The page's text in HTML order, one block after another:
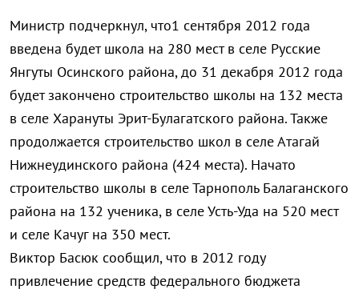
Министр подчеркнул, что1 сентября 2012 года
введена будет школа на 280 мест в селе Русские
Янгуты Осинского района, до 31 декабря 2012 года
будет закончено строительство школы на 132 места
в селе Харануты Эрит-Булагатского района. Также
продолжается строительство школ в селе Атагай
Нижнеудинского района (424 места). Начато
строительство школы в селе Тарнополь Балаганского
района на 132 ученика, в селе Усть-Уда на 520 мест
и селе Качуг на 350 мест.
Виктор Басюк сообщил, что в 2012 году
привлечение средств федерального бюджета